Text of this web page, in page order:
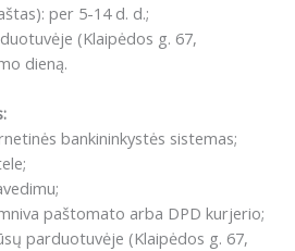
per 5-14 d. d.;
(Klaipėdos g. 67,
dieną.
bankininkystės sistemas;
paštomato arba DPD kurjerio;
parduotuvėje (Klaipėdos g. 67,